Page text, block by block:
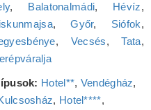
, Balatonalmádi, Hévíz,
,Győr, Siófok,
, Vecsés,Tata,
Hotel**, Vendégház,
, Hotel****,